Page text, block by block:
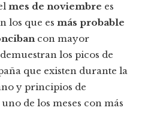
mes de noviembre es
los que es más probable
con mayor
los picos de
que existen durante la
y principios de
de los meses con más